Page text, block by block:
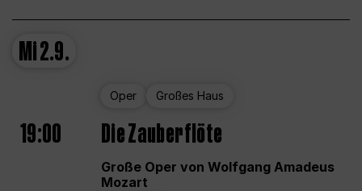
Mi2.9.
Oper Großes Haus
19:00 Die Zauberflöte
Große Oper von Wolfgang Amadeus
Mozart